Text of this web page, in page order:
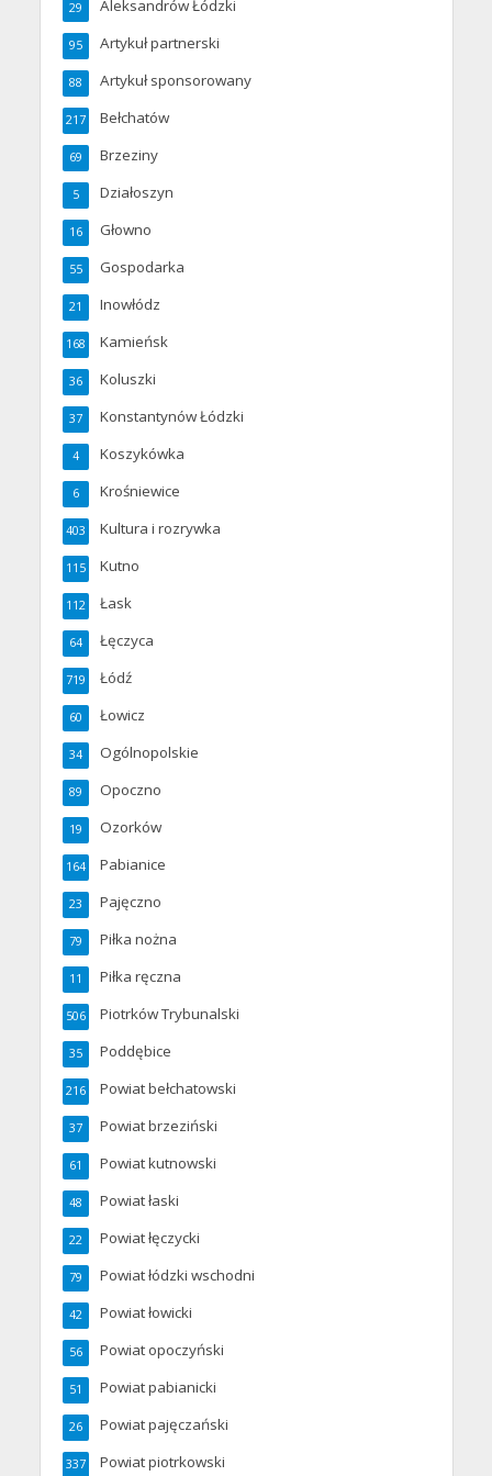
Aleksandrów Łódzki
29
Artykuł partnerski
95
Artykuł sponsorowany
88
Bełchatów
217
Brzeziny
69
Działoszyn
5
Głowno
16
Gospodarka
55
Inowłódz
21
Kamieńsk
168
Koluszki
36
Konstantynów Łódzki
37
Koszykówka
4
Krośniewice
6
Kultura i rozrywka
403
Kutno
115
Łask
112
Łęczyca
64
Łódź
719
Łowicz
60
Ogólnopolskie
34
Opoczno
89
Ozorków
19
Pabianice
164
Pajęczno
23
Piłka nożna
79
Piłka ręczna
11
Piotrków Trybunalski
506
Poddębice
35
Powiat bełchatowski
216
Powiat brzeziński
37
Powiat kutnowski
61
Powiat łaski
48
Powiat łęczycki
22
Powiat łódzki wschodni
79
Powiat łowicki
42
Powiat opoczyński
56
Powiat pabianicki
51
Powiat pajęczański
26
Powiat piotrkowski
337